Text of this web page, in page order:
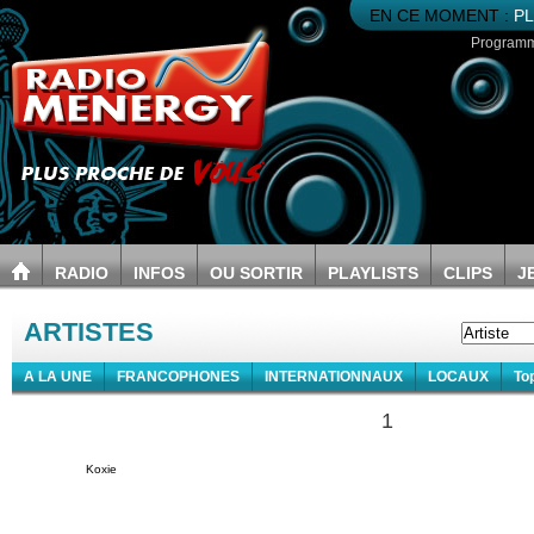
EN CE MOMENT :
RADIO INFOS OU SORTIR PLAYLISTS CLIPS
ARTISTES
A LA UNE FRANCOPHONES INTERNATIONNAUX LOCAUX
1
Koxie